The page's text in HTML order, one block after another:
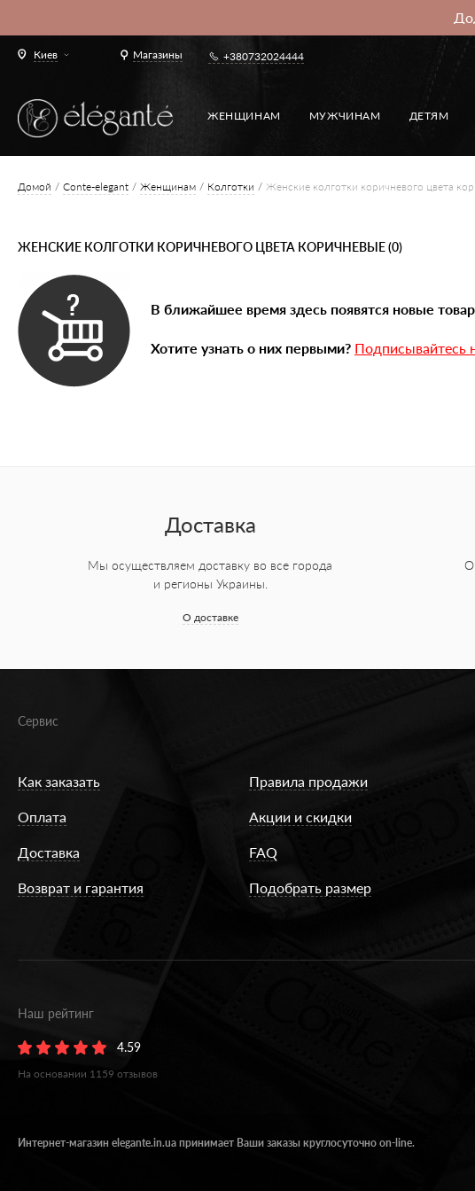
Киев Магазины +380732024444
ЖЕНЩИНАМ МУЖЧИНАМ ДЕТЯМ
Домой Conte-elegant Женщинам Колготки Женские колготки коричневого цвета
ЖЕНСКИЕ КОЛГОТКИ КОРИЧНЕВОГО ЦВЕТА КОРИЧНЕВЫЕ (0)
В ближайшее время здесь появятся новые
Хотите узнать о них первыми? Подписывайтесь
Доставка
Мы осуществляем доставку во все города
и регионы Украины.
О доставке
Сервис
Как заказать
Оплата
Доставка
Возврат и гарантия
Правила продажи
Акции и скидки
FAQ
Подобрать размер
Наш рейтинг
4.59
На основании 1159 отзывов
Интернет-магазин elegante.in.ua принимает Ваши заказы круглосуточно on-line.